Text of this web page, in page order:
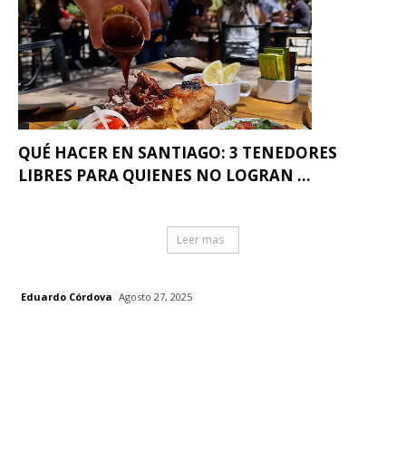
QUÉ HACER EN SANTIAGO: 3 TENEDORES
LIBRES PARA QUIENES NO LOGRAN ...
Leer mas
Eduardo Córdova Agosto 27, 2025